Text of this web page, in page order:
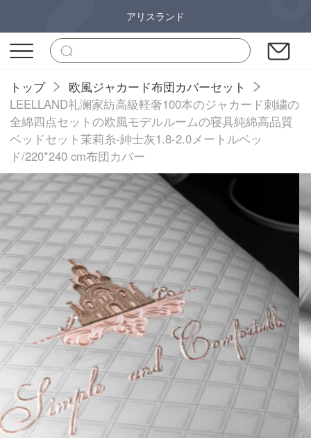
アリスランド
トップ
欧風ジャカード布団カバーセット
LEELLAND礼澜家紡高級軽奢100本のジャカード刺繍の
全綿四点セットの欧風モデルルームの寝具純綿高品質
ベッドセット茉莉糸-紳士灰1.8-2.0メートルベッ
ド/220*240 cm布団カバー